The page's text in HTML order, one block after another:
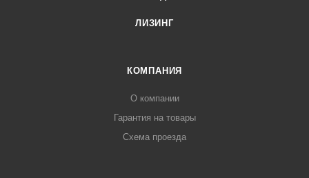
ЛИЗИНГ
КОМПАНИЯ
О компании
Гарантия на товары
Схема проезда